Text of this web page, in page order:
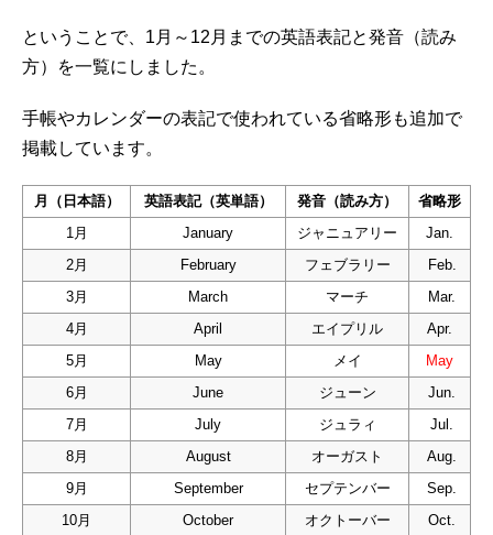
ということで、1月～12月までの英語表記と発音（読み
方）を一覧にしました。
手帳やカレンダーの表記で使われている省略形も追加で
掲載しています。
月（日本語） 英語表記（英単語） 発音（読み方）
省略形
1月
January ジャニュアリー
Jan.
2月
February フェブラリー
Feb.
3月
March マーチ
Mar.
4月
April エイプリル
Apr.
5月
May メイ
May
6月
June ジューン
Jun.
7月
July ジュラィ
Jul.
8月
August オーガスト
Aug.
9月
September セプテンバー
Sep.
10月
October オクトーバー
Oct.